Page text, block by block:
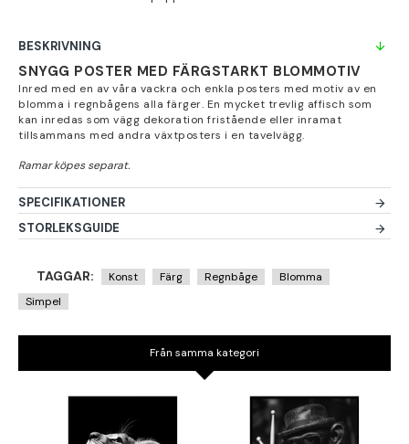
BESKRIVNING
SNYGG POSTER MED FÄRGSTARKT BLOMMOTIV
Inred med en av våra vackra och enkla posters med motiv av en
blomma i regnbågens alla färger. En mycket trevlig affisch som
kan inredas som vägg dekoration fristående eller inramat
tillsammans med andra växtposters i en tavelvägg.
SPECIFIKATIONER
STORLEKSGUIDE
TAGGAR: Konst Färg Regnbåge
Blomma
Simpel
Från samma kategori